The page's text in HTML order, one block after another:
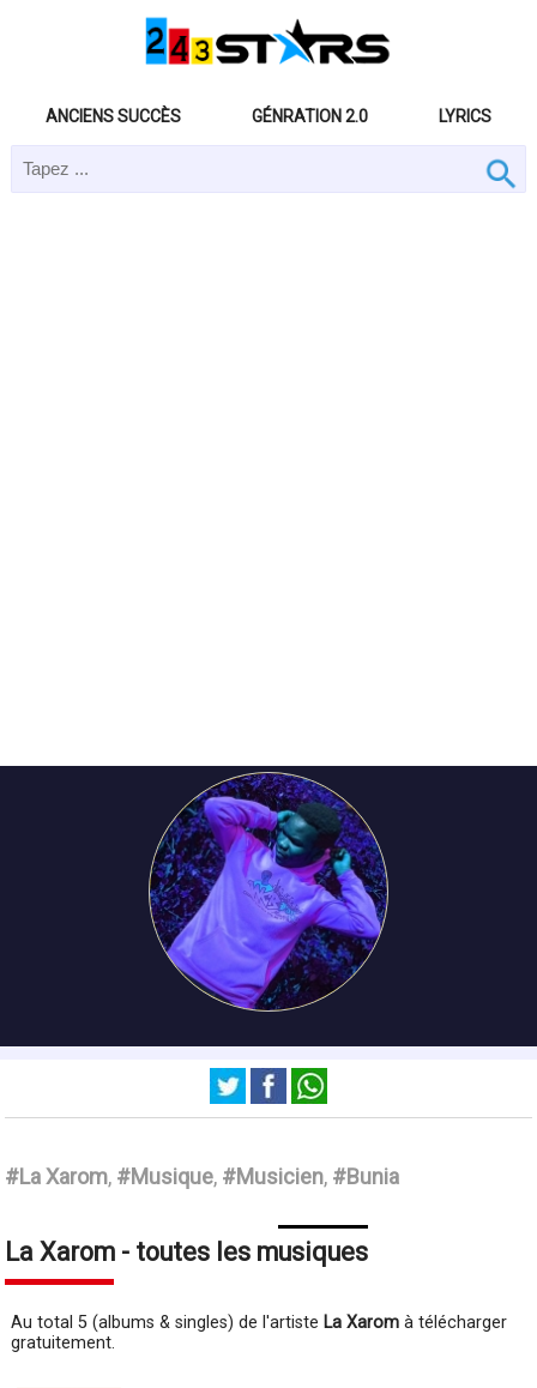
ANCIENS SUCCÈS GÉNRATION 2.0 LYRICS
#La Xarom, #Musique, #Musicien, #Bunia
La Xarom - toutes les musiques
Au total 5 (albums & singles) de l'artiste La Xarom à télécharger
gratuitement.